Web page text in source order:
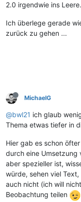
2.0 irgendwie ins Leere.
Ich überlege gerade
zurück zu gehen ...
MichaelG
@bwl21 ich glaub
Thema etwas tiefer in
Hier gab es schon
durch eine Umsetzung
aber spezieller ist,
würde, sehen viel
auch nicht (ich will
Beobachtung teilen